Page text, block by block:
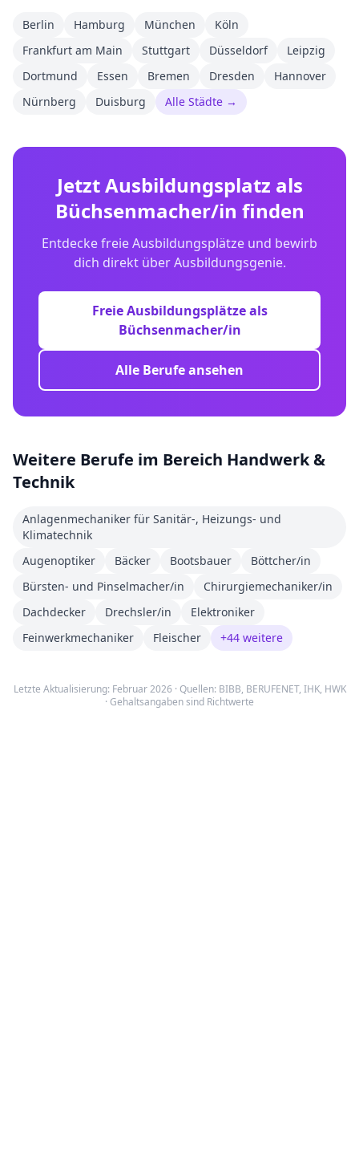
Berlin Hamburg München
Köln
Frankfurt am Main
Stuttgart Düsseldorf
Leipzig
Dortmund
Essen Bremen Dresden
Hannover
Nürnberg
Duisburg Alle Städte →
Jetzt Ausbildungsplatz als
Büchsenmacher/in finden
Entdecke freie Ausbildungsplätze und bewirb
dich direkt über Ausbildungsgenie.
Freie Ausbildungsplätze als
Büchsenmacher/in
Alle Berufe ansehen
Weitere Berufe im Bereich Handwerk &
Technik
Anlagenmechaniker für Sanitär-, Heizungs- und
Klimatechnik
Augenoptiker
Bäcker Bootsbauer
Böttcher/in
Bürsten- und Pinselmacher/in
Chirurgiemechaniker/in
Dachdecker
Drechsler/in
Elektroniker
Feinwerkmechaniker
Fleischer +44 weitere
Letzte Aktualisierung: Februar 2026 · Quellen: BIBB, BERUFENET, IHK, HWK
· Gehaltsangaben sind Richtwerte